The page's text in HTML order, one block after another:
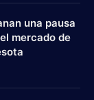
una pausa
mercado de